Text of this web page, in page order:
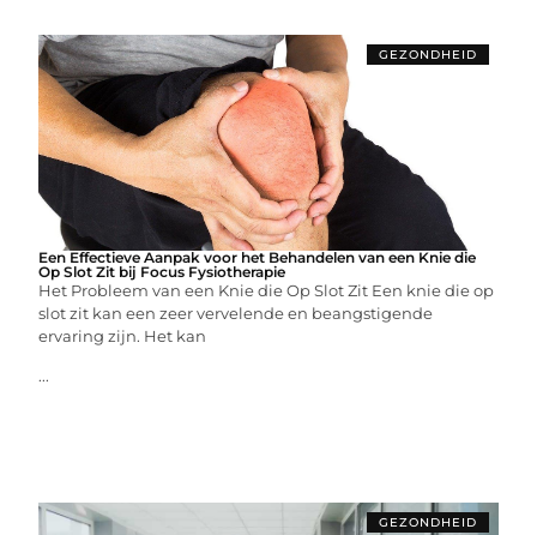
GEZONDHEID
Een Effectieve Aanpak voor het Behandelen van een Knie die
Op Slot Zit bij Focus Fysiotherapie
Het Probleem van een Knie die Op Slot Zit Een knie die op
slot zit kan een zeer vervelende en beangstigende
ervaring zijn. Het kan
...
GEZONDHEID